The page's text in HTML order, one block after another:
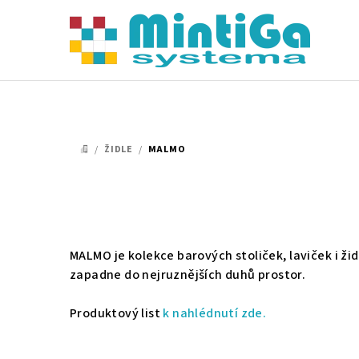
DOMŮ
/ ŽIDLE / MALMO
MALMO je kolekce barových stoliček, laviček i
zapadne do nejruznějších duhů prostor.
Produktový listk nahlédnutí zde.